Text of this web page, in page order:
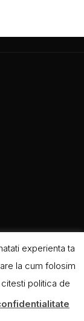
experienta ta
la cum folosim
politica de